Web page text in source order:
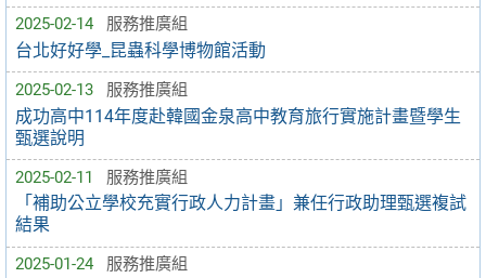
2025-02-14 服務推廣組
台北好好學_昆蟲科學博物館活動
2025-02-13 服務推廣組
成功高中114年度赴韓國金泉高中教育旅行實施計畫暨學生
甄選說明
2025-02-11 服務推廣組
「補助公立學校充實行政人力計畫」兼任行政助理甄選複試
結果
2025-01-24 服務推廣組